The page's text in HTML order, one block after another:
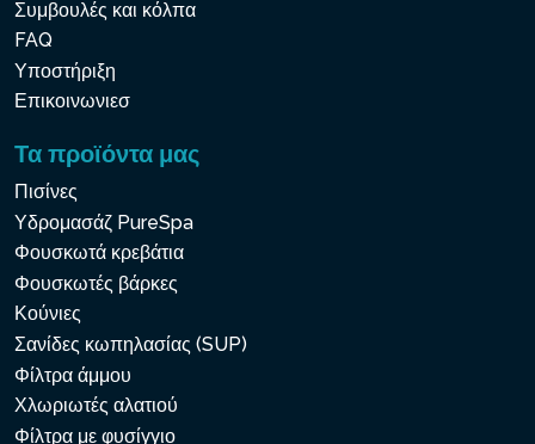
Συμβουλές και κόλπα
FAQ
Υποστήριξη
Επικοινωνιεσ
Τα προϊόντα μας
Πισίνες
Υδρομασάζ PureSpa
Φουσκωτά κρεβάτια
Φουσκωτές βάρκες
Κούνιες
Σανίδες κωπηλασίας (SUP)
Φίλτρα άμμου
Χλωριωτές αλατιού
Φίλτρα με φυσίγγιο